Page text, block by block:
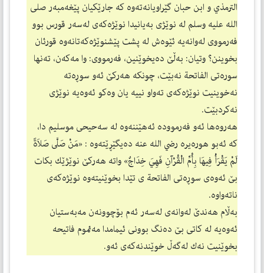
الترمذي و ابن حبان گێراویانه‌ته‌وه‌ كه‌ جارێكیان پێغه‌مبه‌ر صلی
الله علیه وسلم له‌ نوێژی به‌یانیدا نوێژه‌كه‌ی له‌سه‌ر قورس بوو
فه‌رمووی له‌وانه‌یه‌ ئێوه‌ش له‌ پشت پێشنوێژه‌كه‌تانه‌وه‌ قورئان
بخوینن؟ وتیان: به‌ڵێ ده‌یخوێنین، فه‌رمووی: وا مه‌كه‌ن، ته‌نها
سوره‌تی الفاتحة نه‌بێت، چونكه‌ هه‌ركێ ئه‌و سوڕه‌ته‌
نه‌خوینیت نوێژه‌كه‌ی ته‌واو نییه‌ یان وه‌كو ئه‌وه‌یه‌ نوێژی
نه‌كردبێت.
هه‌روه‌ها ئه‌و فه‌رمووده‌ ئه‌هێننه‌وه‌ له‌ سه‌حیحی موسلیم دا،
كه‌ ئه‌بو هوره‌یره‌ رضي الله عنه ده‌یگێڕێته‌وه‌ : «مَنْ صَلَّى صَلاَةً
لَمْ يَقْرَأْ فِيهَا بِأُمِّ الْقُرْآنِ فَهِيَ خِدَاجٌ» واته‌ هه‌ركێ نوێژێك بكات
بێ ئه‌وه‌ی سوڕه‌تی الفاتحة ی تێدا بخوێنیته‌وه‌ نوێژه‌كه‌ی
ناته‌واوه‌.
به‌ڵام هه‌ندێ له‌وانه‌ی له‌سه‌ر ئه‌م بۆچوونه‌ن مه‌به‌ستیان
ئه‌وه‌یه‌ له‌ كاتی بێ ده‌نگ بوونی ئیمامدا مه‌ئموم فاتیحه‌
بخوێنیت نه‌ك له‌گه‌ڵ خوێندنه‌كه‌ی ئه‌و.